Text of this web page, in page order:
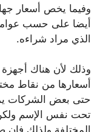
وفيما يخص أسعار
أيضا على حسب
الذي مراد شراءه.
وذلك لأن هناك
أسعارها من نقاط
حتى بعض الشركات
تحت نفس الإسم